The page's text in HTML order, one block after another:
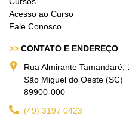
Acesso ao Curso
Fale Conosco
>> CONTATO E ENDEREÇO
Rua Almirante Tamandaré,
São Miguel do Oeste (SC)
89900-000
(49) 3197 0423